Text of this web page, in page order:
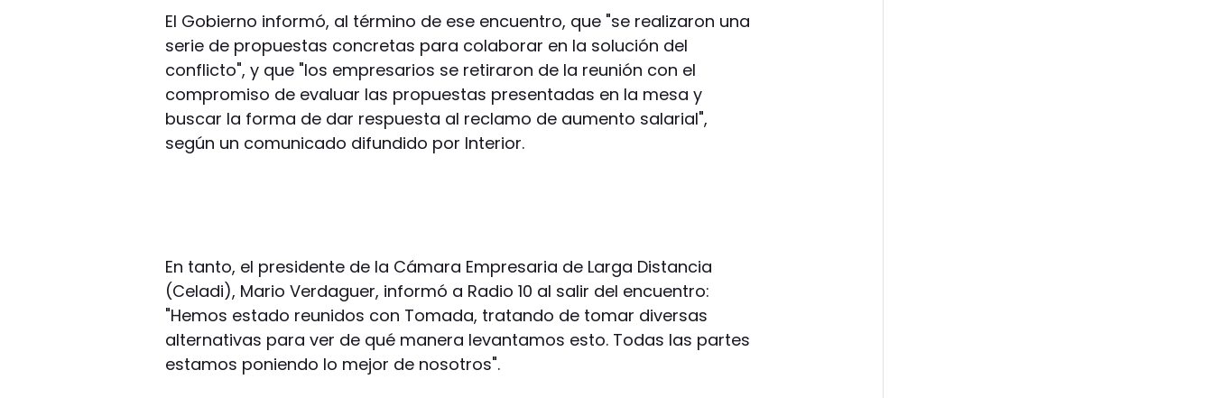
El Gobierno informó, al término de ese encuentro, que "se realizaron una
serie de propuestas concretas para colaborar en la solución del
conflicto", y que "los empresarios se retiraron de la reunión con el
compromiso de evaluar las propuestas presentadas en la mesa y
buscar la forma de dar respuesta al reclamo de aumento salarial",
según un comunicado difundido por Interior.
En tanto, el presidente de la Cámara Empresaria de Larga Distancia
(Celadi), Mario Verdaguer, informó a Radio 10 al salir del encuentro:
"Hemos estado reunidos con Tomada, tratando de tomar diversas
alternativas para ver de qué manera levantamos esto. Todas las partes
estamos poniendo lo mejor de nosotros".